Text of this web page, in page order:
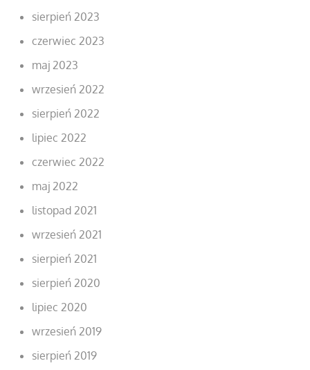
sierpień 2023
czerwiec 2023
maj 2023
wrzesień 2022
sierpień 2022
lipiec 2022
czerwiec 2022
maj 2022
listopad 2021
wrzesień 2021
sierpień 2021
sierpień 2020
lipiec 2020
wrzesień 2019
sierpień 2019